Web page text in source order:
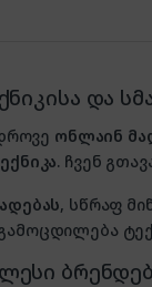
და
ონლაინ
. ჩვენ
, სწრაფ